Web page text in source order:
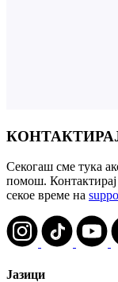
Секогаш сме тука
помош.
секое време на
Јазици